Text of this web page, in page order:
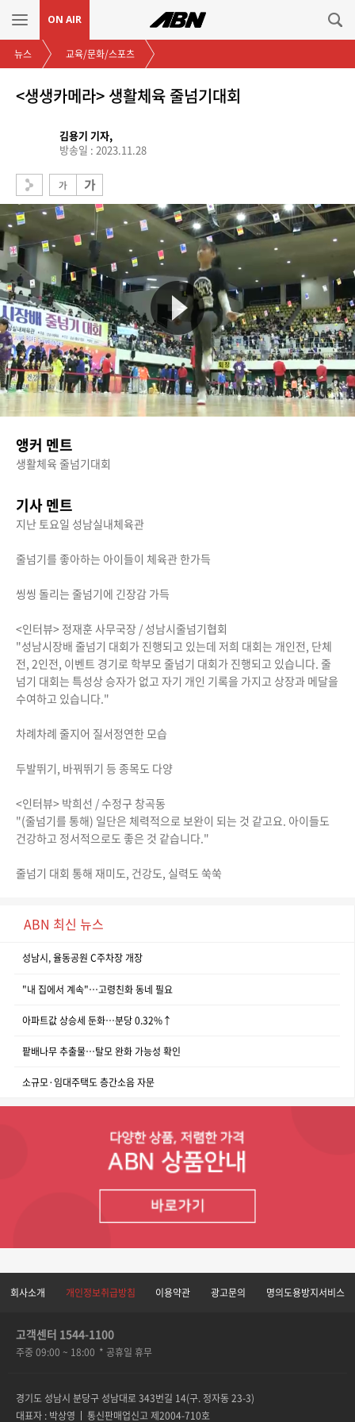
ON AIR
뉴스 교육/문화/스포츠
<생생카메라> 생활체육 줄넘기대회
김용기 기자,
방송일 : 2023.11.28
앵커 멘트
생활체육 줄넘기대회
기사 멘트
지난 토요일 성남실내체육관
줄넘기를 좋아하는 아이들이 체육관 한가득
씽씽 돌리는 줄넘기에 긴장감 가득
<인터뷰> 정재훈 사무국장 / 성남시줄넘기협회
"성남시장배 줄넘기 대회가 진행되고 있는데 저희 대회는 개인전, 단체
전, 2인전, 이벤트 경기로 학부모 줄넘기 대회가 진행되고 있습니다. 줄
넘기 대회는 특성상 승자가 없고 자기 개인 기록을 가지고 상장과 메달을
수여하고 있습니다."
차례차례 줄지어 질서정연한 모습
두발뛰기, 바꿔뛰기 등 종목도 다양
<인터뷰> 박희선 / 수정구 창곡동
"(줄넘기를 통해) 일단은 체력적으로 보완이 되는 것 같고요. 아이들도
건강하고 정서적으로도 좋은 것 같습니다."
줄넘기 대회 통해 재미도, 건강도, 실력도 쑥쑥
ABN 최신 뉴스
성남시, 율동공원 C주차장 개장
"내 집에서 계속"…고령친화 동네 필요
아파트값 상승세 둔화…분당 0.32%↑
팥배나무 추출물…탈모 완화 가능성 확인
소규모·임대주택도 층간소음 자문
회사소개 개인정보취급방침 이용약관 광고문의 명의도용방지서비스
고객센터 1544-1100
주중 09:00 ~ 18:00 * 공휴일 휴무
경기도 성남시 분당구 성남대로 343번길 14(구. 정자동 23-3)
대표자 : 박상영
통신판매업신고 제2004-710호